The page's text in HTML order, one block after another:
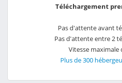
Téléchargement
Pas d'attente avant
Pas d'attente entre 2
Vitesse maximale
Plus de 300